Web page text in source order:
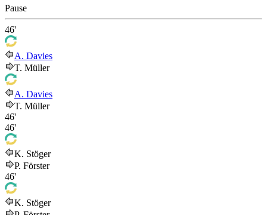
Pause
46'
A. Davies
T. Müller
A. Davies
T. Müller
46'
46'
K. Stöger
P. Förster
46'
K. Stöger